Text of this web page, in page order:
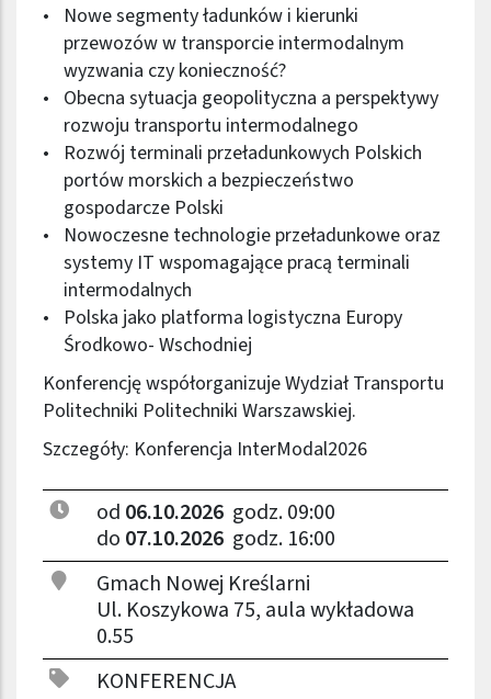
od 06.10.2026 godz. 09:00
do 07.10.2026 godz. 16:00
Gmach Nowej Kreślarni
Ul. Koszykowa 75, aula wykładowa
0.55
KONFERENCJA
Nowe segmenty ładunków i kierunki
przewozów w transporcie intermodalnym
wyzwania czy konieczność?
Obecna sytuacja geopolityczna a perspektywy
rozwoju transportu intermodalnego
Rozwój terminali przeładunkowych Polskich
portów morskich a bezpieczeństwo
gospodarcze Polski
Nowoczesne technologie przeładunkowe oraz
systemy IT wspomagające pracą terminali
intermodalnych
Polska jako platforma logistyczna Europy
Środkowo- Wschodniej
Konferencję współorganizuje Wydział Transportu
Politechniki Politechniki Warszawskiej.
Szczegóły: Konferencja InterModal2026